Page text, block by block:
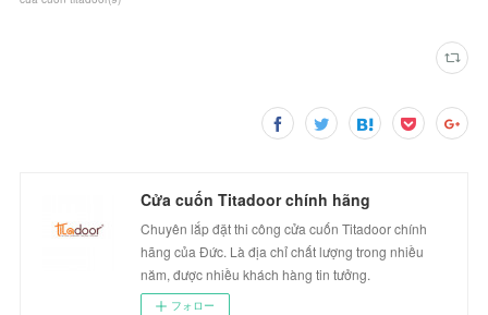
Cửa cuốn Titadoor chính hãng
Chuyên lắp đặt thi công cửa cuốn Titadoor chính
hãng của Đức. Là địa chỉ chất lượng trong nhiều
năm, được nhiều khách hàng tin tưởng.
フォロー